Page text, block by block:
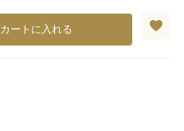
カートに入れる